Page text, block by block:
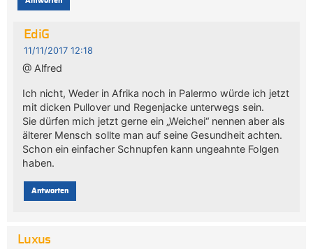
EdiG
11/11/2017 12:18
@ Alfred
Ich nicht, Weder in Afrika noch in Palermo würde ich jetzt
mit dicken Pullover und Regenjacke unterwegs sein.
Sie dürfen mich jetzt gerne ein „Weichei“ nennen aber als
älterer Mensch sollte man auf seine Gesundheit achten.
Schon ein einfacher Schnupfen kann ungeahnte Folgen
haben.
Antworten
Luxus